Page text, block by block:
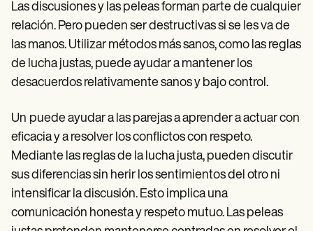
Why Carepatron?
Login
Las discusiones y las peleas forman parte de cualquier
relación. Pero pueden ser destructivas si se les va de
las manos. Utilizar métodos más sanos, como las reglas
de lucha justas, puede ayudar a mantener los
desacuerdos relativamente sanos y bajo control.
Un puede ayudar a las parejas a aprender a actuar con
eficacia y a resolver los conflictos con respeto.
Mediante las reglas de la lucha justa, pueden discutir
sus diferencias sin herir los sentimientos del otro ni
intensificar la discusión. Esto implica una
comunicación honesta y respeto mutuo. Las peleas